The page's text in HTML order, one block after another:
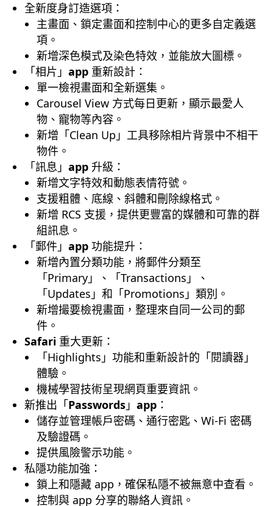
全新度身訂造選項：
主畫面、鎖定畫面和控制中心的更多自定義選
項。
新增深色模式及染色特效，並能放大圖標。
「相片」 app 重新設計：
單一檢視畫面和全新選集。
Carousel View 方式每日更新，顯示最愛人
物、寵物等內容。
新增「Clean Up」工具移除相片背景中不相干
物件。
「訊息」 app 升級：
新增文字特效和動態表情符號。
支援粗體、底線、斜體和刪除線格式。
新增 RCS 支援，提供更豐富的媒體和可靠的群
組訊息。
「郵件」 app 功能提升：
新增內置分類功能，將郵件分類至
「Primary」、「Transactions」、
「Updates」和「Promotions」類別。
新增撮要檢視畫面，整理來自同一公司的郵
件。
Safari 重大更新：
「Highlights」功能和重新設計的「閱讀器」
體驗。
機械學習技術呈現網頁重要資訊。
新推出「Passwords 」 app ：
儲存並管理帳戶密碼、通行密匙、Wi-Fi 密碼
及驗證碼。
提供風險警示功能。
私隱功能加強：
鎖上和隱藏 app，確保私隱不被無意中查看。
控制與 app 分享的聯絡人資訊。